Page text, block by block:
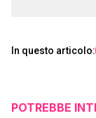
In questo articolo:
POTREBBE